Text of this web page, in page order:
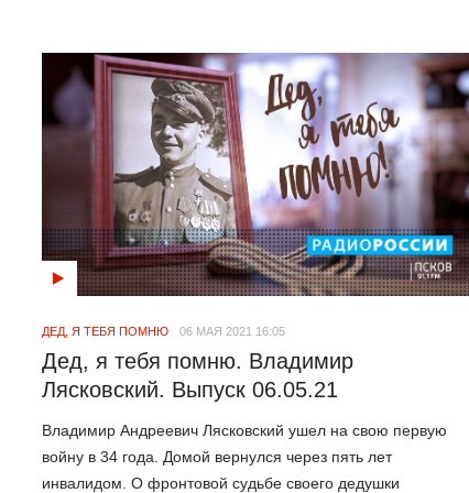
ДЕД, Я ТЕБЯ ПОМНЮ 06 МАЯ 2021 16:05
Дед, я тебя помню. Владимир
Лясковский. Выпуск 06.05.21
Владимир Андреевич Лясковский ушел на свою первую
войну в 34 года. Домой вернулся через пять лет
инвалидом. О фронтовой судьбе своего дедушки